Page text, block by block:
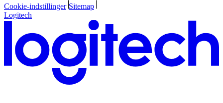
Cookie-indstillinger Sitemap
Logitech